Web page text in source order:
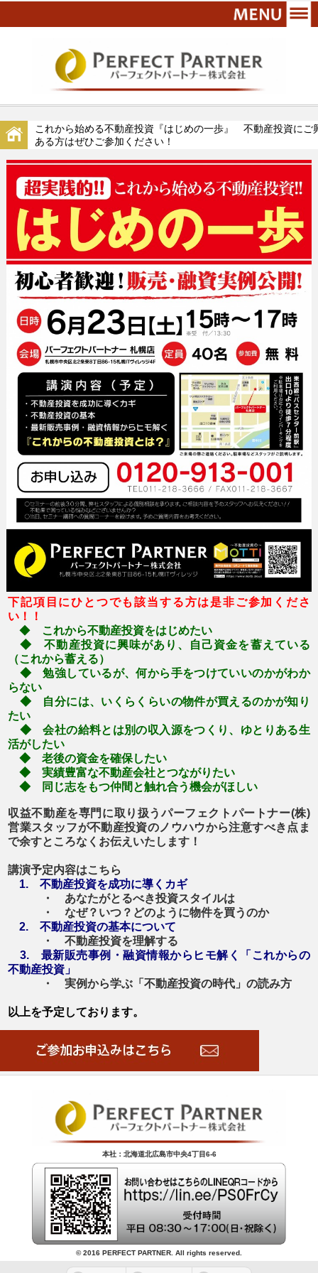
これから始める不動産投資『はじめの一歩』 不動産投資にご
ある方はぜひご参加ください！
下記項目にひとつでも該当する方は是非ご参加くださ
い！！
◆
これから不動産投資をはじめたい
◆ 不動産投資に興味があり、自己資金を蓄えている
（これから蓄える）
◆ 勉強しているが、何から手をつけていいのかがわか
らない
◆ 自分には、いくらくらいの物件が買えるのかが知り
たい
◆ 会社の給料とは別の収入源をつくり、ゆとりある生
活がしたい
◆ 老後の資金を確保したい
◆ 実績豊富な不動産会社とつながりたい
◆ 同じ志をもつ仲間と触れ合う機会がほしい
収益不動産を専門に取り扱うパーフェクトパートナー(株)
営業スタッフが不動産投資のノウハウから注意すべき点ま
で余すところなく お伝えいたします！
講演予定内容はこちら
1. 不動産投資を成功に導くカギ
・ あなたがとるべき投資スタイルは
・ なぜ？いつ？どのように物件を買うのか
2. 不動産投資の基本について
・ 不動産投資を理解する
3. 最新販売事例・融資情報からヒモ解く「これからの
不動産投資」
・ 実例から学ぶ「不動産投資の時代」の読み方
以上を予定しております。
本社：北海道北広島市中央4丁目6-6
© 2016 PERFECT PARTNER. All rights reserved.